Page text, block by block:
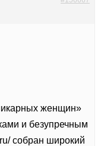
женщин»
и безупречным
собран широкий